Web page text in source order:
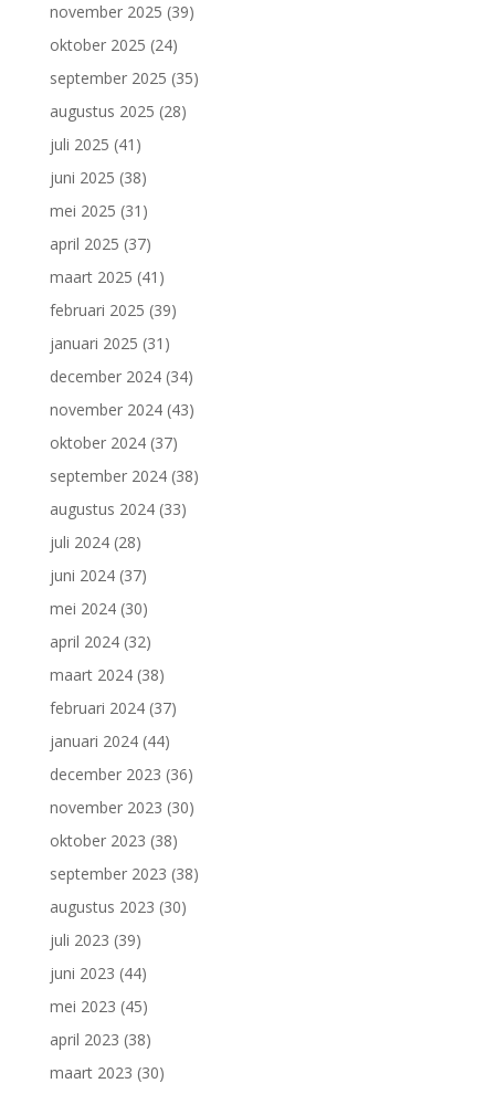
november 2025 (39)
oktober 2025 (24)
september 2025 (35)
augustus 2025 (28)
juli 2025 (41)
juni 2025 (38)
mei 2025 (31)
april 2025 (37)
maart 2025 (41)
februari 2025 (39)
januari 2025 (31)
december 2024(34)
november 2024(43)
oktober 2024(37)
september 2024(38)
augustus 2024(33)
juli 2024(28)
juni 2024(37)
mei 2024(30)
april 2024(32)
maart 2024(38)
februari 2024(37)
januari 2024(44)
december 2023 (36)
november 2023 (30)
oktober 2023 (38)
september 2023 (38)
augustus 2023 (30)
juli 2023 (39)
juni 2023 (44)
mei 2023 (45)
april 2023 (38)
maart 2023 (30)